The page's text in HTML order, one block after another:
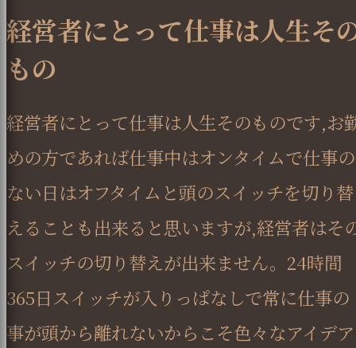
経営者にとって仕事は人生そ
もの
経営者にとって仕事は人生そのものです,お
めの方であれば仕事中はオンタイムで仕事の
ない日はオフタイムと頭のスイッチを切り替
えることも出来ると思いますが,経営者はそ
スイッチの切り替えが出来ません。24時間
365日スイッチが入りっぱなしで常に仕事の
事が頭から離れないからこそ色々なアイデア